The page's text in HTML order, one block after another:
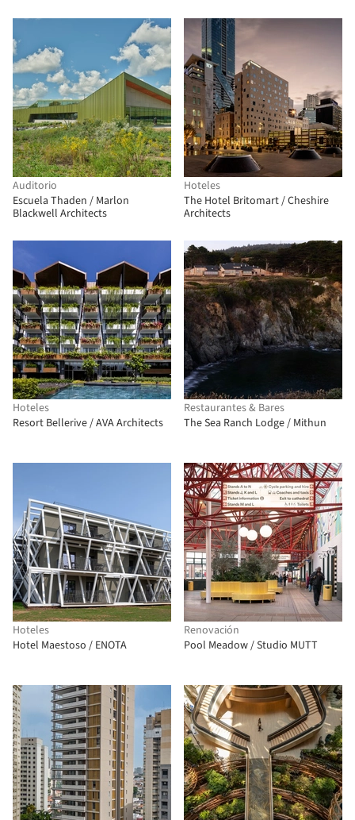
Auditorio
Escuela Thaden / Marlon
Blackwell Architects
Hoteles
The Hotel Britomart / Cheshire
Architects
Hoteles
Resort Bellerive / AVA Architects
Restaurantes & Bares
The Sea Ranch Lodge / Mithun
Hoteles
Hotel Maestoso / ENOTA
Renovación
Pool Meadow / Studio MUTT